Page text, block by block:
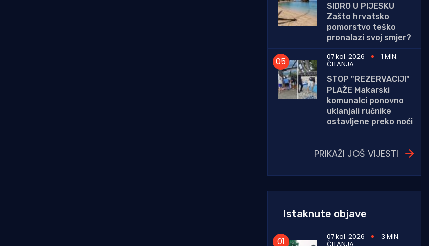
SIDRO U PIJESKU
Zašto hrvatsko
pomorstvo teško
pronalazi svoj smjer?
07 kol. 2026
1 MIN.
ČITANJA
STOP "REZERVACIJI"
PLAŽE Makarski
komunalci ponovno
uklanjali ručnike
ostavljene preko noći
PRIKAŽI JOŠ VIJESTI
Istaknute objave
07 kol. 2026 3 MIN.
ČITANJA